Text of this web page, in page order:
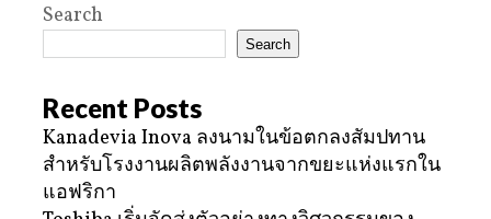
Search
Search
Recent Posts
Kanadevia Inova ลงนามในข้อตกลงสัมปทาน
สำหรับโรงงานผลิตพลังงานจากขยะแห่งแรกใน
แอฟริกา